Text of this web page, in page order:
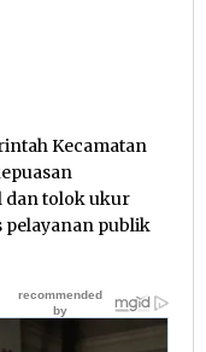
Kecamatan
dan tolok ukur
pelayanan publik